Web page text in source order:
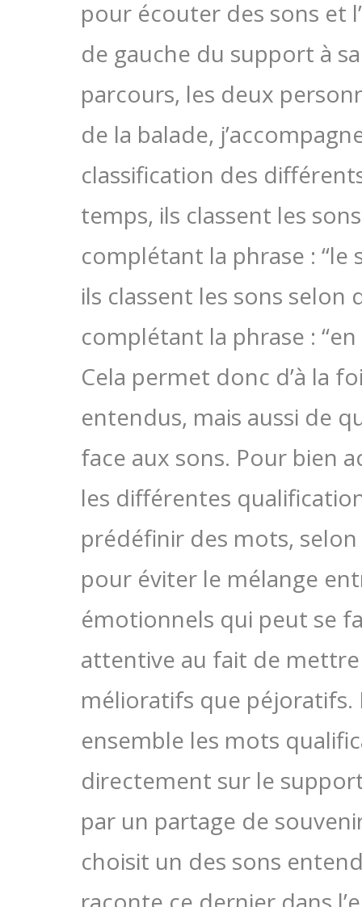
pour écouter des sons et
de gauche du support à
parcours, les deux
de la balade,
classification des
temps, ils classent les
complétant la phrase : “le
ils classent les sons
complétant la phrase :
Cela permet donc d’à la
entendus, mais aussi de
face aux sons. Pour bien
les différentes
prédéfinir des mots,
pour éviter le mélange
émotionnels qui peut se
attentive au fait de
mélioratifs que péjoratifs.
ensemble les mots
directement sur le
par un partage de
choisit un des sons